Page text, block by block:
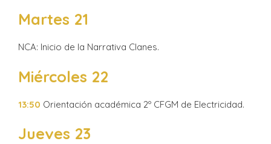
Martes 21
NCA: Inicio de la Narrativa Clanes.
Miércoles 22
13:50 Orientación académica 2º CFGM de Electricidad.
Jueves 23